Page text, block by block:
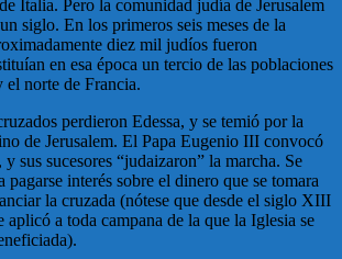
Italia. Pero la comunidad judía de Jerusalem
siglo. En los primeros seis meses de la
diez mil judíos fueron
en esa época un tercio de las poblaciones
norte de Francia.
perdieron Edessa, y se temió por la
de Jerusalem. El Papa Eugenio III convocó
sus sucesores “judaizaron” la marcha. Se
pagarse interés sobre el dinero que se tomara
la cruzada (nótese que desde el siglo XIII
aplicó a toda campana de la que la Iglesia se